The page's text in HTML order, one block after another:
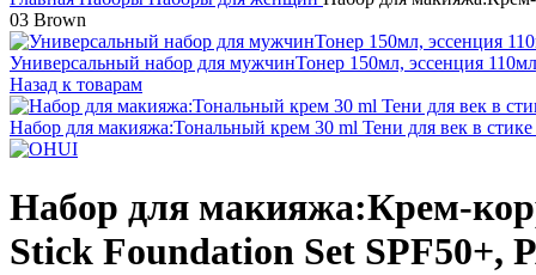
03 Brown
Универсальный набор для мужчинТонер 150мл, эссенция
Назад к товарам
Набор для макияжа:Тональный крем 30 ml Тени для век в
Набор для макияжа:Крем-
Stick Foundation Set SPF50+,